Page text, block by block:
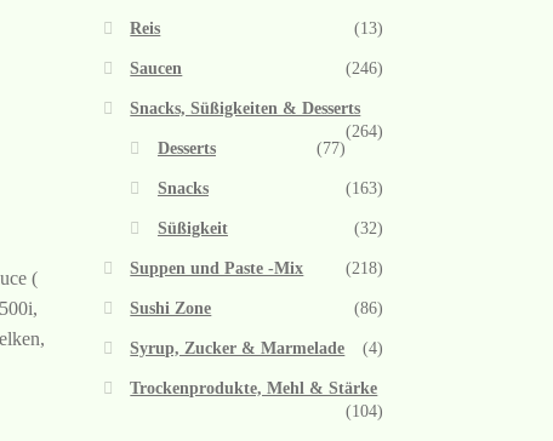
(
Reis (13)
Saucen (246)
Snacks, Süßigkeiten & Desserts
(264)
Desserts
(77)
Snacks (163)
Süßigkeit (32)
Suppen und Paste -Mix (218)
Sushi Zone (86)
Syrup, Zucker & Marmelade (4)
Trockenprodukte, Mehl & Stärke
(104)